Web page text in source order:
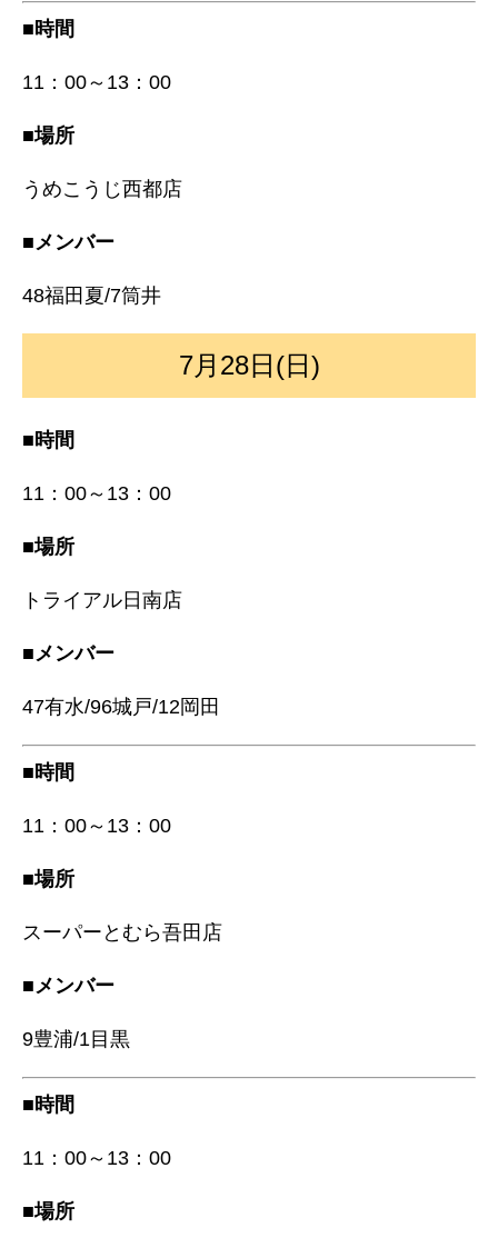
■時間
11：00～13：00
■場所
うめこうじ西都店
■メンバー
48福田夏/7筒井
7月28日(日)
■時間
11：00～13：00
■場所
トライアル日南店
■メンバー
47有水/96城戸/12岡田
■時間
11：00～13：00
■場所
スーパーとむら吾田店
■メンバー
9豊浦/1目黒
■時間
11：00～13：00
■場所